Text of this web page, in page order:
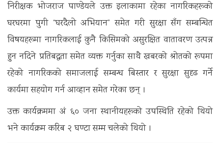
निरीक्षक भोजराज पाण्डेयले उक्त इलाकामा रहेका नागरिकहरूको
घरघरमा पुगी “घरदैलो अभियान” समेत गरी सुरक्षा सँग सम्बन्धित
विषयहरूमा नागरिकलाई कुनै किसिमको असुरक्षित वातावरण उत्पन्न
हुन नदिने प्रतिबद्धता समेत व्यक्त गर्नुका साथै खबरको श्रोतको रूपमा
रहेको नागरिकको समाजलाई सम्बन्ध बिस्तार र सुरक्षा सुदृढ गर्ने
कार्यमा सहयोग गर्न आव्हान समेत गरेका छन् ।
उक्त कार्यक्रममा अं ६० जना स्थानीयहरूको उपस्थिति रहेको थियो
भने कार्यक्रम करिब २ घण्टा सम्म चलेको थियो ।